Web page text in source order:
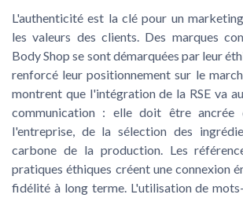
L'authenticité est la clé pour un
les valeurs des clients. Des marques
Body Shop se sont démarquées par leur
renforcé leur positionnement sur le
montrent que l'intégration de la RSE va
communication : elle doit être
l'entreprise, de la sélection des
carbone de la production. Les
pratiques éthiques créent une connexion
fidélité à long terme. L'utilisation de